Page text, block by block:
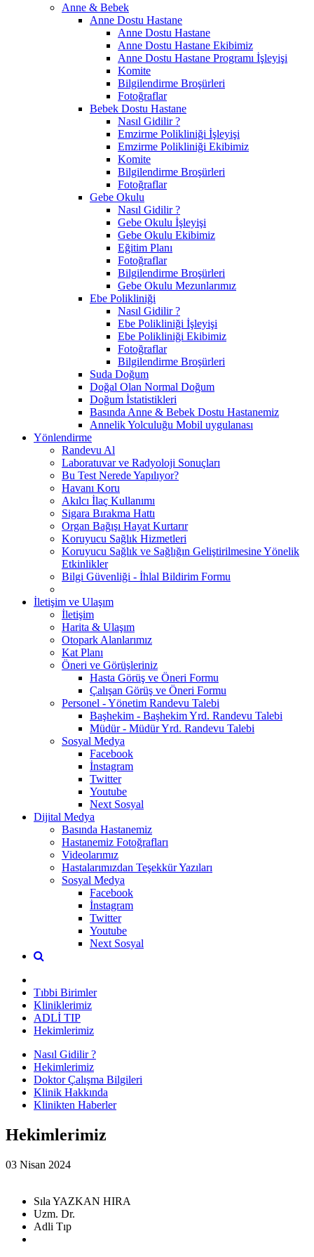
Anne & Bebek
Anne Dostu Hastane
Anne Dostu Hastane
Anne Dostu Hastane Ekibimiz
Anne Dostu Hastane Programı İşleyişi
Komite
Bilgilendirme Broşürleri
Fotoğraflar
Bebek Dostu Hastane
Nasıl Gidilir ?
Emzirme Polikliniği İşleyişi
Emzirme Polikliniği Ekibimiz
Komite
Bilgilendirme Broşürleri
Fotoğraflar
Gebe Okulu
Nasıl Gidilir ?
Gebe Okulu İşleyişi
Gebe Okulu Ekibimiz
Eğitim Planı
Fotoğraflar
Bilgilendirme Broşürleri
Gebe Okulu Mezunlarımız
Ebe Polikliniği
Nasıl Gidilir ?
Ebe Polikliniği İşleyişi
Ebe Polikliniği Ekibimiz
Fotoğraflar
Bilgilendirme Broşürleri
Suda Doğum
Doğal Olan Normal Doğum
Doğum İstatistikleri
Basında Anne & Bebek Dostu Hastanemiz
Annelik Yolculuğu Mobil uygulanası
Yönlendirme
Randevu Al
Laboratuvar ve Radyoloji Sonuçları
Bu Test Nerede Yapılıyor?
Havanı Koru
Akılcı İlaç Kullanımı
Sigara Bırakma Hattı
Organ Bağışı Hayat Kurtarır
Koruyucu Sağlık Hizmetleri
Koruyucu Sağlık ve Sağlığın Geliştirilmesine Yönelik
Etkinlikler
Bilgi Güvenliği - İhlal Bildirim Formu
İletişim ve Ulaşım
İletişim
Harita & Ulaşım
Otopark Alanlarımız
Kat Planı
Öneri ve Görüşleriniz
Hasta Görüş ve Öneri Formu
Çalışan Görüş ve Öneri Formu
Personel - Yönetim Randevu Talebi
Başhekim - Başhekim Yrd. Randevu Talebi
Müdür - Müdür Yrd. Randevu Talebi
Sosyal Medya
Facebook
İnstagram
Twitter
Youtube
Next Sosyal
Dijital Medya
Basında Hastanemiz
Hastanemiz Fotoğrafları
Videolarımız
Hastalarımızdan Teşekkür Yazıları
Sosyal Medya
Facebook
İnstagram
Twitter
Youtube
Next Sosyal
Tıbbi Birimler
Kliniklerimiz
ADLİ TIP
Hekimlerimiz
Nasıl Gidilir ?
Hekimlerimiz
Doktor Çalışma Bilgileri
Klinik Hakkında
Klinikten Haberler
Hekimlerimiz
03 Nisan 2024
Sıla YAZKAN HIRA
Uzm. Dr.
Adli Tıp